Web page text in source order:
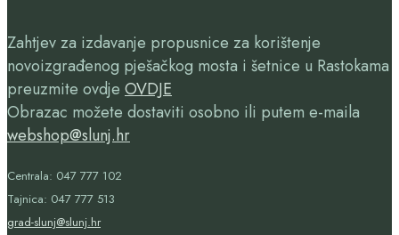
Zahtjev za izdavanje propusnice za korištenje
novoizgrađenog pješačkog mosta i šetnice u Rastokama
preuzmite ovdje OVDJE
Obrazac možete dostaviti osobno ili putem e-maila
webshop@slunj.hr
Centrala: 047 777 102
Tajnica: 047 777 513
grad-slunj@slunj.hr